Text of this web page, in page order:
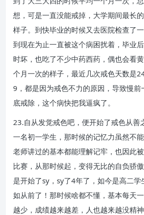
想，可是一直没能戒掉，大学期间最长
样子。到快毕业的时候又去医院检查了
到现在为止一直被这个病困扰着，毕业
时坏，也吃了不少中药西药，偶也会看
个月一次的样子，最近几次戒色天数是
9，都是因为戒色不力的原因，导致慢前
底戒除，这个病快把我逼疯了。
23.自从发觉戒色吧，便开始了戒色从善
一名初一学生，那时候的记忆力虽然不
老师讲过的基本都能理解记牢，也因此
比赛，从那时候起，变得无比的自负骄
是开始了sy，sy了4年了，如今是高二学
如从前了！那时候啥都不懂，基本每天
越少，成绩越来越差，人也越来越没精